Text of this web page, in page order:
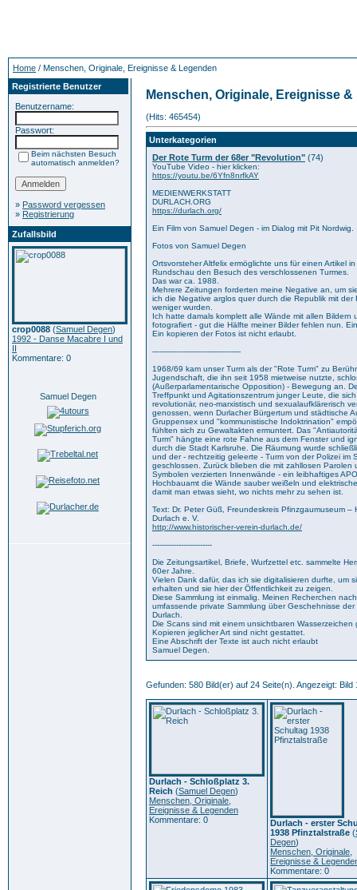
Home / Menschen, Originale, Ereignisse & Legenden
Registrierte Benutzer
Benutzername:
Passwort:
Beim nächsten Besuch
automatisch anmelden?
» Password vergessen
» Registrierung
Zufallsbild
crop0088 (Samuel Degen)
1992 - Danse Macabre I und
II
Kommentare: 0
Samuel Degen
Menschen, Originale, Ereignisse
(Hits: 465454)
Unterkategorien
Der Rote Turm der 68er "Revolution" (74)
YouTube Video - hier klicken:
https://youtu.be/6Yfn8nrfkAY
MEDIENWERKSTATT
DURLACH.ORG
https://durlach.org/
Ein Film von Samuel Degen - im Dialog mit Pit Nordwig.
Fotos von Samuel Degen
Ortsvorsteher Altfelix ermöglichte uns für einen Artikel
Rundschau den Besuch des verschlossenen Turmes.
Das war ca. 1988.
Mehrere Zeitungen forderten meine Negative an, um
ich die Negative arglos quer durch die Republik mit der
weniger wurden.
Ich hatte damals komplett alle Wände mit allen Bildern
fotografiert - gut die Hälfte meiner Bilder fehlen nun.
Ein kopieren der Fotos ist nicht erlaubt.
-------------------------------------
1968/69 kam unser Turm als der "Rote Turm" zu
Jugendschaft, die ihn seit 1958 mietweise nutzte,
(Außerparlamentarische Opposition) - Bewegung an.
Treffpunkt und Agitationszentrum junger Leute, die
revolutionär, neo-marxistisch und sexualaufklärerisch
genossen, wenn Durlacher Bürgertum und städtische
Gruppensex und "kommunistische Indoktrination"
fühlten sich zu Gewaltakten ermuntert. Das
Turm" hängte eine rote Fahne aus dem Fenster und
durch die Stadt Karlsruhe. Die Räumung wurde
und der - rechtzeitig geleerte - Turm von der Polizei im
geschlossen. Zurück blieben die mit zahllosen Parolen
Symbolen verzierten Innenwände - ein leibhaftiges
Hochbauamt die Wände sauber weißeln und
damit man etwas sieht, wo nichts mehr zu sehen ist.
Text: Dr. Peter Güß, Freundeskreis Pfinzgaumuseum –
Durlach e. V.
http://www.historischer-verein-durlach.de/
-------------------------
Die Zeitungsartikel, Briefe, Wurfzettel etc. sammelte
60er Jahre.
Vielen Dank dafür, das ich sie digitalisieren durfte, um
erhalten und sie hier der Öffentlichkeit zu zeigen.
Diese Sammlung ist einmalig. Meinen Recherchen
umfassende private Sammlung über Geschehnisse
Durlach.
Die Scans sind mit einem unsichtbaren Wasserzeichen
Kopieren jeglicher Art sind nicht gestattet.
Eine Abschrift der Texte ist auch nicht erlaubt
Samuel Degen.
Gefunden: 580 Bild(er) auf 24 Seite(n). Angezeigt: Bild
Durlach - Schloßplatz 3.
Reich (Samuel Degen)
Menschen, Originale,
Ereignisse & Legenden
Kommentare: 0
Durlach - erster
1938 Pfinztalstraße (
Degen)
Menschen, Originale,
Ereignisse &
Kommentare: 0